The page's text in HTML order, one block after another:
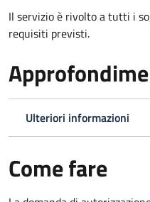
Il servizio è rivolto a tutti i
requisiti previsti.
Ulteriori informazioni
Come fare